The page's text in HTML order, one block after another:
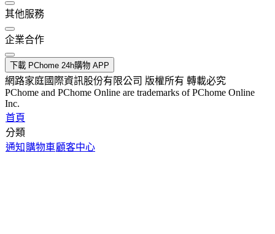
其他服務
企業合作
下載 PChome 24h購物 APP
網路家庭國際資訊股份有限公司 版權所有 轉載必究
PChome and PChome Online are trademarks of PChome Online
Inc.
首頁
分類
通知 購物車顧客中心